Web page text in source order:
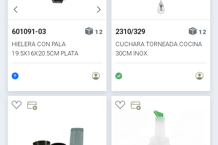
601091-03
12
HIELERA CON PALA
19.5X16X20.5CM PLATA
2310/329
12
CUCHARA TORNEADA COCINA
30CM INOX.